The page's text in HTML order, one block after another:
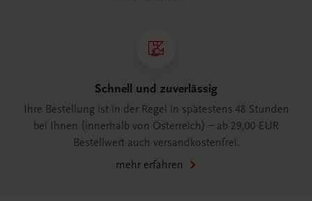
Schnell und zuverlässig
Ihre Bestellung ist in der Regel in spätestens 48 Stunden
bei Ihnen (innerhalb von Österreich) – ab 29,00 EUR
Bestellwert auch versandkostenfrei.
mehr erfahren